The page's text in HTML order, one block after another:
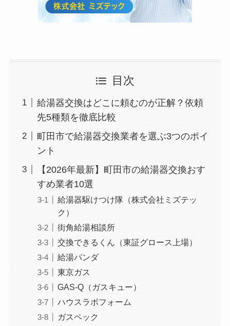
目次
給湯器交換はどこに頼むのが正解？依頼
先5種類を徹底比較
町田市で給湯器交換業者を選ぶ3つのポイ
ント
【2026年最新】町田市の給湯器交換おす
すめ業者10選
給湯器駆けつけ隊（株式会社ミズテッ
ク）
街角給湯相談所
交換できるくん（東証グロース上場）
給湯パンダ
東京ガス
GAS-Q（ガスキュー）
ハウスラボフォーム
ガスペック